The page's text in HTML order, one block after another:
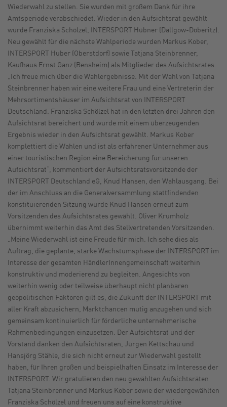
Wiederwahl zu stellen. Sie wurden mit großem Dank für ihre
Amtsperiode verabschiedet. Wieder in den Aufsichtsrat gewählt
wurde Franziska Schölzel, INTERSPORT Hübner (Dallgow-Döberitz).
Neu gewählt für die nächste Wahlperiode wurden Markus Kober,
INTERSPORT Huber (Oberstdorf) sowie Tatjana Steinbrenner,
Kaufhaus Ernst Ganz (Bensheim) als Mitglieder des Aufsichtsrates.
„Ich freue mich über die Wahlergebnisse. Mit der Wahl von Tatjana
Steinbrenner haben wir eine weitere Frau und eine Vertreterin der
Mehrsortimentshäuser im Aufsichtsrat von INTERSPORT
Deutschland. Franziska Schölzel hat in den letzten drei Jahren den
Aufsichtsrat bereichert und wurde mit einem überzeugenden
Ergebnis wieder in den Aufsichtsrat gewählt. Markus Kober
komplettiert die Wahlen und ist als erfahrener Unternehmer aus
einer touristischen Region eine Bereicherung für unseren
Aufsichtsrat“, kommentiert der Aufsichtsratsvorsitzende der
INTERSPORT Deutschland eG, Knud Hansen, den Wahlausgang. Bei
der im Anschluss an die Generalversammlung stattfindenden
konstituierenden Sitzung wurde Knud Hansen erneut zum
Vorsitzenden des Aufsichtsrates gewählt. Oliver Krumholz
übernimmt weiterhin das Amt des Stellvertretenden Vorsitzenden.
„Meine Wiederwahl ist eine Freude für mich. Ich sehe dies als
Auftrag, die geplante, starke Wachstumsphase der INTERSPORT im
Interesse der gesamten HändlerInnengemeinschaft weiterhin
konstruktiv und moderierend zu begleiten. Angesichts von
weiterhin wenig oder teilweise überhaupt nicht planbaren
geopolitischen Faktoren gilt es, die Zukunft der INTERSPORT mit
aller Kraft abzusichern, Marktchancen mutig anzugehen und sich
gemeinsam kontinuierlich für förderliche unternehmerische
Rahmenbedingungen einzusetzen. Der Aufsichtsrat und der
Vorstand danken den Aufsichtsräten, Jürgen Kettschau und
Hansjörg Stähle, die sich nicht erneut zur Wiederwahl gestellt
haben, für Ihren großen und beispielhaften Einsatz im Interesse der
INTERSPORT. Wir gratulieren den neu gewählten Aufsichtsräten
Tatjana Steinbrenner und Markus Kober sowie der wiedergewählten
Franziska Schölzel und freuen uns auf eine konstruktive